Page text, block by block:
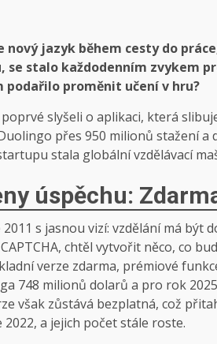
nový jazyk během cesty do
se stalo každodenním zvykem
podařilo proměnit učení v hru?
slyšeli o aplikaci, která
přes 950 milionů stažení a
stala globální vzdělávací
úspěchu:
s jasnou vizí: vzdělání má být
chtěl vytvořit něco, co
verze zdarma, prémiové
748 milionů dolarů a pro rok
však zůstává bezplatná, což
a jejich počet stále roste.